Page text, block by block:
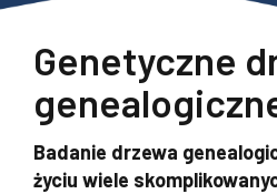
Genetyczne
Badanie drzewa
życiu wiele